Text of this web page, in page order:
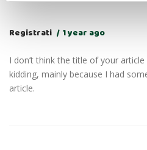
Registrati 1 year ago
I don’t think the title of your
kidding, mainly because I had
article.